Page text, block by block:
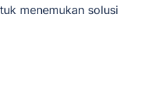
menemukan solusi